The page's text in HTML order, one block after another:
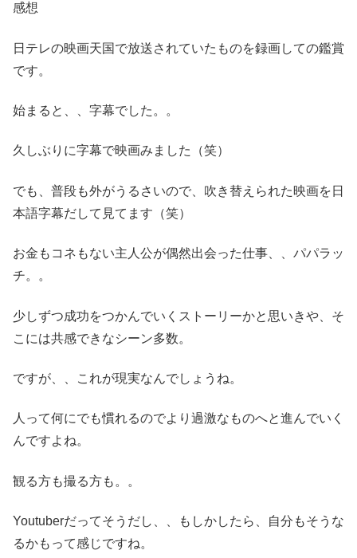
感想
日テレの映画天国で放送されていたものを録画しての鑑賞
です。
始まると、、字幕でした。。
久しぶりに字幕で映画みました（笑）
でも、普段も外がうるさいので、吹き替えられた映画を日
本語字幕だして見てます（笑）
お金もコネもない主人公が偶然出会った仕事、、パパラッ
チ。。
少しずつ成功をつかんでいくストーリーかと思いきや、そ
こには共感できなシーン多数。
ですが、、これが現実なんでしょうね。
人って何にでも慣れるのでより過激なものへと進んでいく
んですよね。
観る方も撮る方も。。
Youtuberだってそうだし、、もしかしたら、自分もそうな
るかもって感じですね。